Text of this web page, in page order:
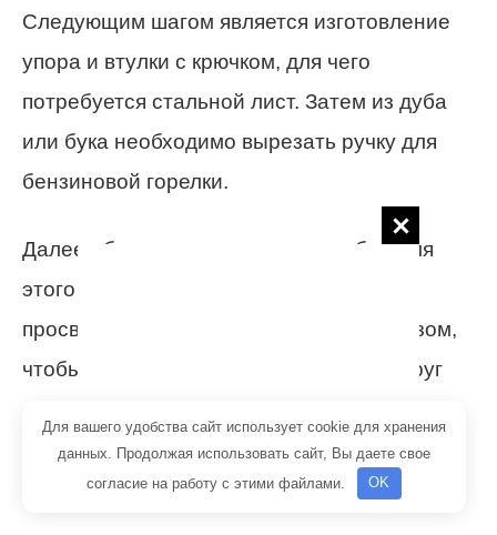
Следующим шагом является изготовление
упора и втулки с крючком, для чего
потребуется стальной лист. Затем из дуба
или бука необходимо вырезать ручку для
бензиновой горелки.
Далее обходимо подготовить трубку. Для
этого нужно предельно аккуратно
просверлить два отверстия таким образом,
чтобы они были строго параллельны друг
специальной наждачной бумагой, а затем
покрываютбесцветным лаком в 3–4 слоя
Для вашего удобства сайт использует cookie для хранения
данных. Продолжая использовать сайт, Вы даете свое
согласие на работу с этими файлами.
OK